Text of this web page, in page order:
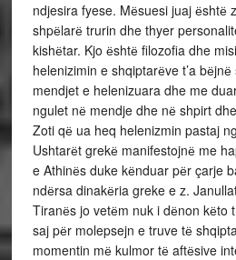
ndjesira fyese. Mёsuesi juaj ёshtё
shpёlarё trurin dhe thyer
kishёtar. Kjo ёshtё filozofia dhe
helenizimin e shqiptarёve t’a
mendjet e helenizuara dhe me
ngulet nё mendje dhe nё shpirt
Zoti qё ua heq helenizmin pastaj
Ushtarёt grekё manifestojnё me
e Athinёs duke kёnduar pёr çarje
ndёrsa dinakёria greke e z.
Tiranёs jo vetёm nuk i dёnon kёto
saj pёr molepsejn e truve tё
momentin mё kulmor tё aftёsive